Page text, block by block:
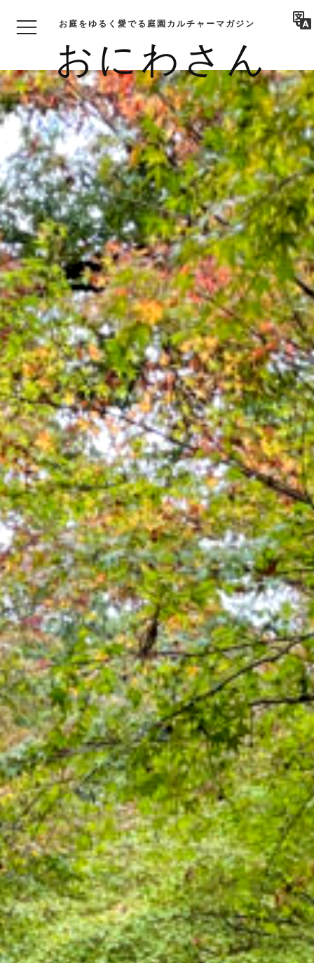
おにわさん
お庭をゆるく愛でる庭園カルチャーマガジン